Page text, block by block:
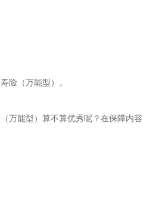
险（万能型）。
万能型）算不算优秀呢？在保障内容